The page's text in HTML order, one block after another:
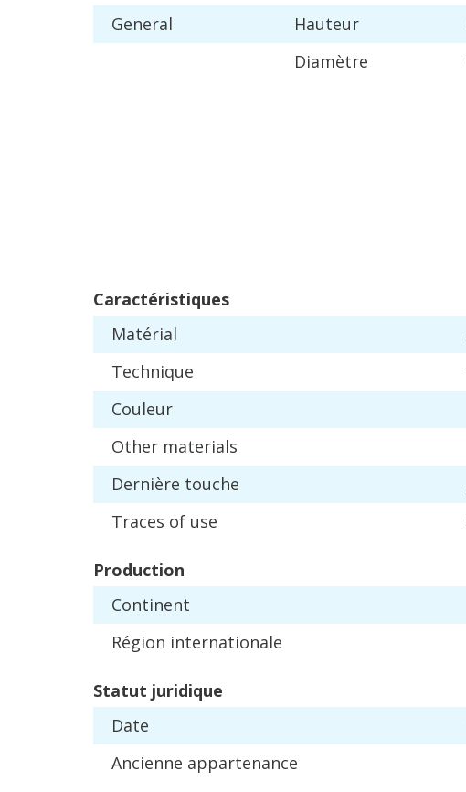
General
Hauteur
Diamètre
Caractéristiques
Matérial
Technique
Couleur
Other materials
Dernière touche
Traces of use
Production
Continent
Région internationale
Statut juridique
Date
Ancienne appartenance